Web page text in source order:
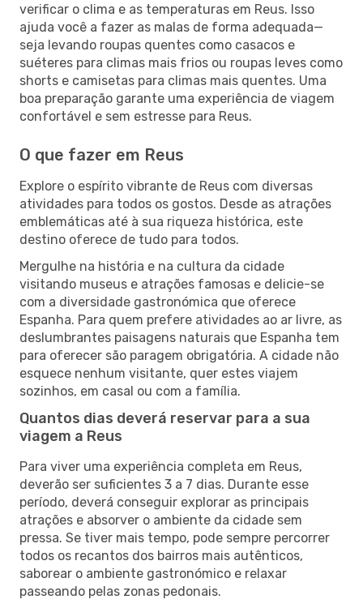
verificar o clima e as temperaturas em Reus. Isso
ajuda você a fazer as malas de forma adequada—
seja levando roupas quentes como casacos e
suéteres para climas mais frios ou roupas leves como
shorts e camisetas para climas mais quentes. Uma
boa preparação garante uma experiência de viagem
confortável e sem estresse para Reus.
O que fazer em Reus
Explore o espírito vibrante de Reus com diversas
atividades para todos os gostos. Desde as atrações
emblemáticas até à sua riqueza histórica, este
destino oferece de tudo para todos.
Mergulhe na história e na cultura da cidade
visitando museus e atrações famosas e delicie-se
com a diversidade gastronómica que oferece
Espanha. Para quem prefere atividades ao ar livre, as
deslumbrantes paisagens naturais que Espanha tem
para oferecer são paragem obrigatória. A cidade não
esquece nenhum visitante, quer estes viajem
sozinhos, em casal ou com a família.
Quantos dias deverá reservar para a sua
viagem a Reus
Para viver uma experiência completa em Reus,
deverão ser suficientes 3 a 7 dias. Durante esse
período, deverá conseguir explorar as principais
atrações e absorver o ambiente da cidade sem
pressa. Se tiver mais tempo, pode sempre percorrer
todos os recantos dos bairros mais autênticos,
saborear o ambiente gastronómico e relaxar
passeando pelas zonas pedonais.